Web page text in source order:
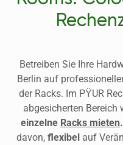
Betreiben Sie Ihre
Berlin auf
der Racks. Im PŸUR
abgesicherten Bereich
einzelne Racks mieten.
davon, flexibel auf